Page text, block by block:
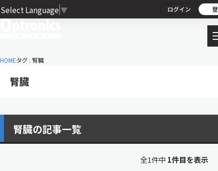
Select Language ▼ ログイン
HOMEタグ : 腎臓
腎臓
腎臓の記事一覧
全1件中 1件目を表示